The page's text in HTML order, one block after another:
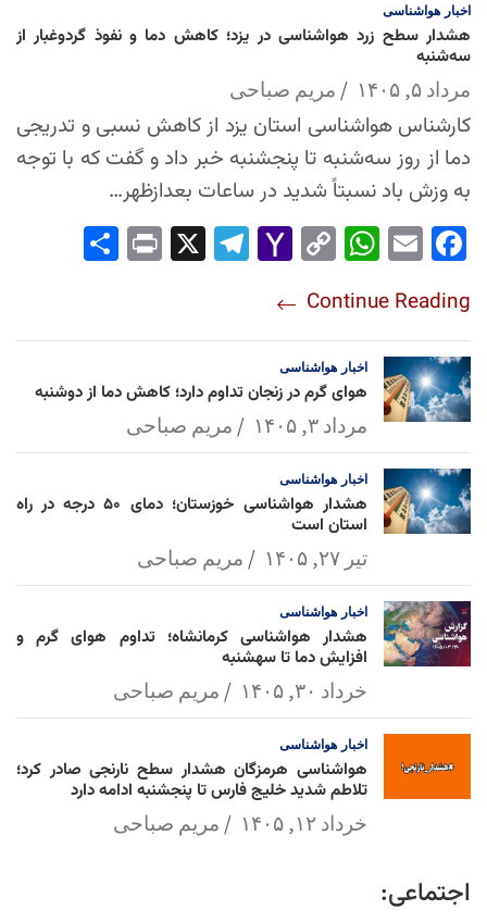
اخبار هواشناسی
هشدار سطح زرد هواشناسی در یزد؛ کاهش دما و نفوذ گردوغبار از
سه‌شنبه
مرداد ۵, ۱۴۰۵ مریم صباحی
کارشناس هواشناسی استان یزد از کاهش نسبی و تدریجی
دما از روز سه‌شنبه تا پنجشنبه خبر داد و گفت که با توجه
به وزش باد نسبتاً شدید در ساعات بعدازظهر…
Fac
ok
Em
Wh
Ap
p
Co
Lin
k
Yah
l
Tel
Pri
Continue Reading
اخبار هواشناسی
هوای گرم در زنجان تداوم دارد؛ کاهش دما از دوشنبه
مرداد ۳, ۱۴۰۵ مریم صباحی
اخبار هواشناسی
هشدار هواشناسی خوزستان؛ دمای ۵۰ درجه در راه
استان است
تیر ۲۷, ۱۴۰۵ مریم صباحی
اخبار هواشناسی
هشدار هواشناسی کرمانشاه؛ تداوم هوای گرم و
افزایش دما تا سهشنبه
خرداد ۳۰, ۱۴۰۵ مریم صباحی
اخبار هواشناسی
هواشناسی هرمزگان هشدار سطح نارنجی صادر کرد؛
تلاطم شدید خلیج فارس تا پنجشنبه ادامه دارد
خرداد ۱۲, ۱۴۰۵ مریم صباحی
اجتماعی: